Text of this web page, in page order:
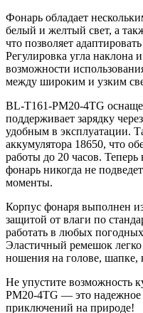
Фонарь обладает
белый и желтый свет, а
что позволяет
Регулировка угла
возможности
между широким и узким
BL-T161-PM20-4TG
поддерживает зарядку
удобным в эксплуатации.
аккумулятора 18650, что
работы до 20 часов.
фонарь никогда не
моменты.
Корпус фонаря выполнен
защитой от влаги по
работать в любых
Эластичный ремешок легко
ношения на голове, шапке,
Не упустите возможность
PM20-4TG — это надежное
приключений на природе!